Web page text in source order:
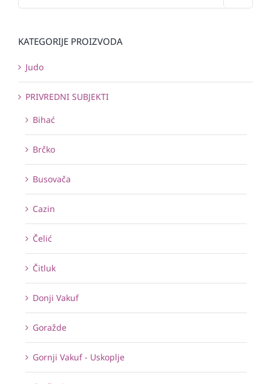
KATEGORIJE PROIZVODA
Judo
PRIVREDNI SUBJEKTI
Bihać
Brčko
Busovača
Cazin
Čelić
Čitluk
Donji Vakuf
Goražde
Gornji Vakuf - Uskoplje